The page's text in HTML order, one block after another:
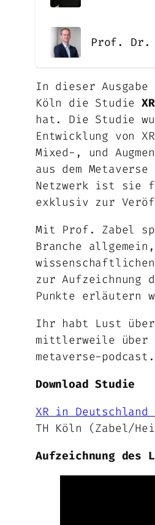
Prof. Dr.
In dieser
Köln die Studie
hat. Die Studie
Entwicklung von
Mixed-, und
aus dem
Netzwerk ist sie
exklusiv zur
Mit Prof. Zabel
Branche
zur Aufzeichnung
Punkte erläutern
Ihr habt Lust über
mittlerweile über
metaverse-
Download Studie
XR in
TH Köln (Zabel/
Aufzeichnung des